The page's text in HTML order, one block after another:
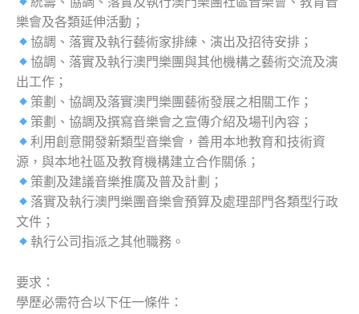
樂會及各類延伸活動；
協調、落實及執行藝術家排練、演出及招待安排；
協調、落實及執行澳門樂團與其他機構之藝術交流及演
出工作；
策劃、協調及落實澳門樂團藝術發展之相關工作；
策劃、協調及撰寫音樂會之宣傳介紹及場刊內容；
利用創意開發新類型音樂會，善用本地教育和技術資
源，與本地社區及教育機構建立合作關係；
策劃及建議音樂推廣及普及計劃；
落實及執行澳門樂團音樂會預算及處理部門各類型行政
文件；
執行公司指派之其他職務。
要求：
學歷必需符合以下任一條件：